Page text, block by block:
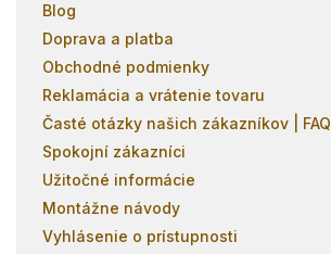
Blog
Doprava a platba
Obchodné podmienky
Reklamácia a vrátenie tovaru
Časté otázky našich zákazníkov | FAQ
Spokojní zákazníci
Užitočné informácie
Montážne návody
Vyhlásenie o prístupnosti